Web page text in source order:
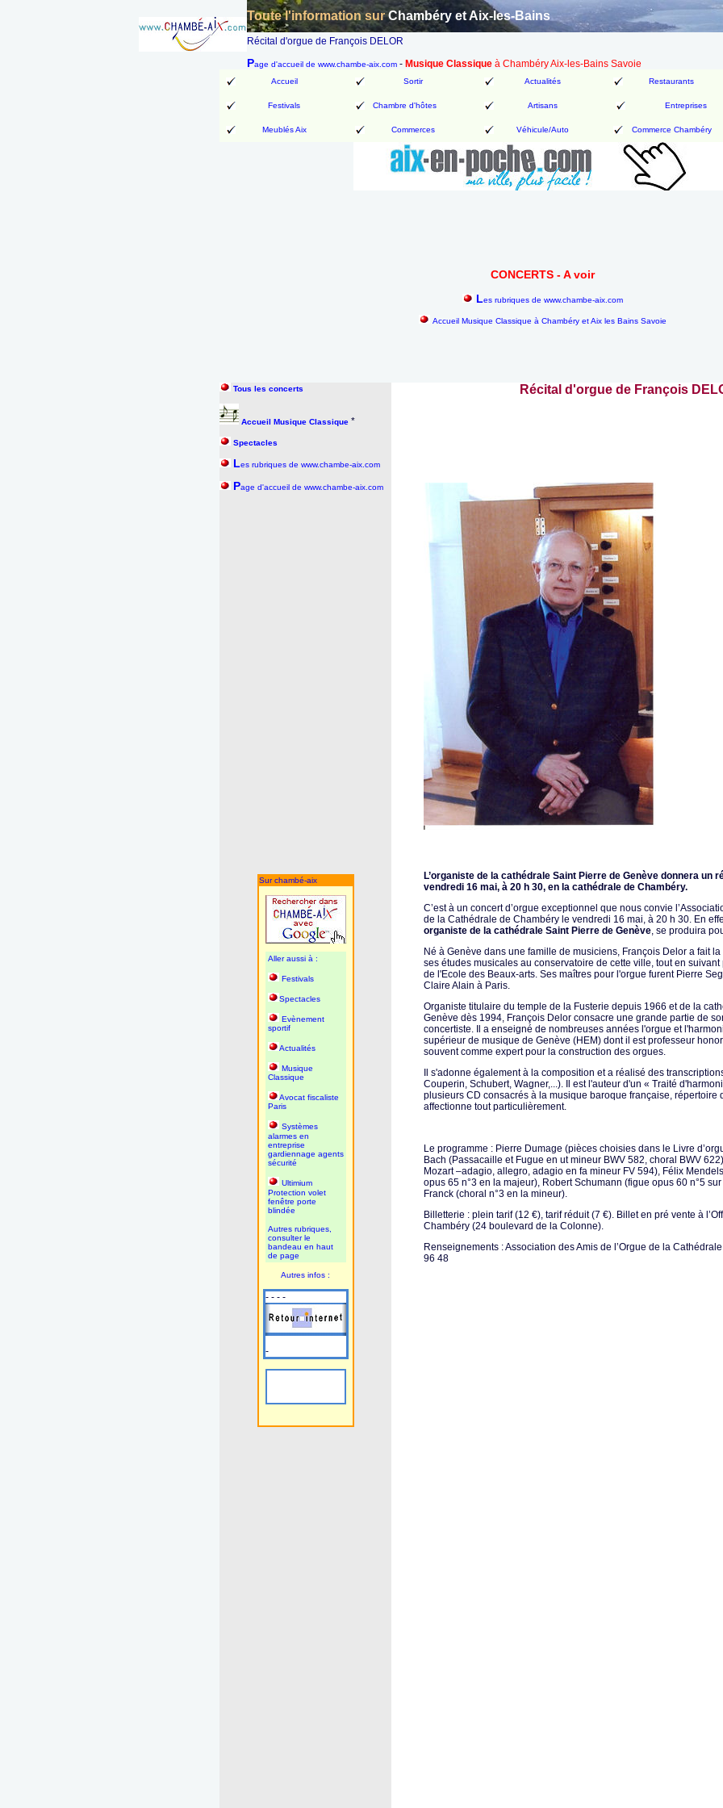
Toute l'information surChambéry et Aix-les-Bains
Récital d'orgue de François DELOR
Page d'accueil de www.chambe-aix.com - Musique Classique à Chambéry Aix-les-Bains Savoie
Accueil Sortir Actualités Restaurants
Festivals Chambre d'hôtes Artisans Entreprises
Meublés Aix Commerces Véhicule/Auto Commerce Chambéry
CONCERTS - A voir
Les rubriques de www.chambe-aix.com
Accueil Musique Classique à Chambéry et Aix les Bains Savoie
Tous les concerts
Accueil Musique Classique *
Spectacles
Les rubriques de www.chambe-aix.com
Page d'accueil de www.chambe-aix.com
Sur chambé-aix
Aller aussi à :
Festivals
Spectacles
Evènement
sportif
Actualités
Musique
Classique
Avocat fiscaliste
Paris
Systèmes
alarmes en
entreprise
gardiennage agents
sécurité
Ultimium
Protection volet
fenêtre porte
blindée
Autres rubriques,
consulter le
bandeau en haut
de page
Autres infos :
- - - -
-
Récital d'orgue de François
L’organiste de la cathédrale Saint Pierre de Genève donnera un
vendredi 16 mai, à 20 h 30, en la cathédrale de Chambéry.
C’est à un concert d’orgue exceptionnel que nous convie
de la Cathédrale de Chambéry le vendredi 16 mai, à 20 h 30. En
organiste de la cathédrale Saint Pierre de Genève, se produira
Né à Genève dans une famille de musiciens, François Delor a fait
ses études musicales au conservatoire de cette ville, tout en
de l'Ecole des Beaux-arts. Ses maîtres pour l'orgue furent Pierre
Claire Alain à Paris.
Organiste titulaire du temple de la Fusterie depuis 1966 et de la
Genève dès 1994, François Delor consacre une grande partie de
concertiste. Il a enseigné de nombreuses années l'orgue et
supérieur de musique de Genève (HEM) dont il est professeur
souvent comme expert pour la construction des orgues.
Il s'adonne également à la composition et a réalisé des
Couperin, Schubert, Wagner,...). Il est l'auteur d'un « Traité
plusieurs CD consacrés à la musique baroque française, répertoire
affectionne tout particulièrement.
Le programme : Pierre Dumage (pièces choisies dans le Livre
Bach (Passacaille et Fugue en ut mineur BWV 582, choral BWV
Mozart –adagio, allegro, adagio en fa mineur FV 594), Félix
opus 65 n°3 en la majeur), Robert Schumann (figue opus 60 n°5
Franck (choral n°3 en la mineur).
Billetterie : plein tarif (12 €), tarif réduit (7 €). Billet en pré vente à
Chambéry (24 boulevard de la Colonne).
Renseignements : Association des Amis de l’Orgue de la
96 48